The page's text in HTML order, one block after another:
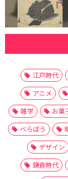
江戸時代
アニメ
雑学
お菓
べらぼう
デザイン
鎌倉時代